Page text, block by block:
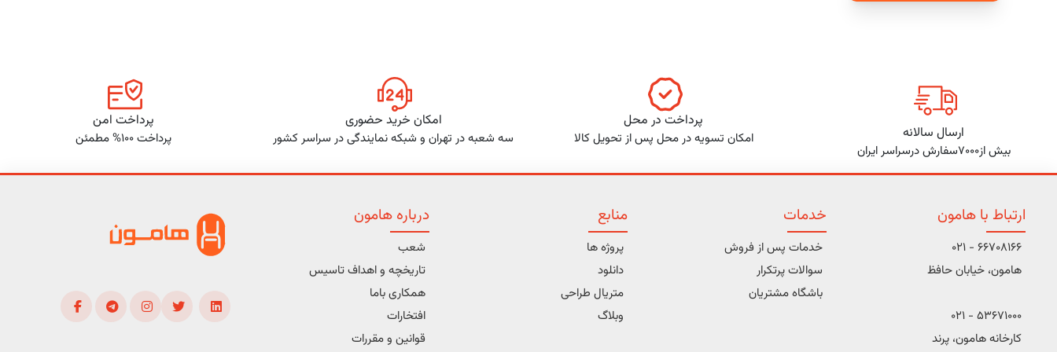
ارسال سالانه
بیش از7000سفارش درسراسر ایران
پرداخت در محل
امکان تسویه در محل پس از تحویل کالا
امکان خرید حضوری
سه شعبه در تهران و شبکه نمایندگی در سراسر کشور
پرداخت امن
پرداخت 100% مطمئن
درباره هامون
شعب
تاریخچه و اهداف تاسیس
همکاری باما
افتخارات
قوانین و مقررات
منابع
پروژه ها
دانلود
متریال طراحی
وبلاگ
خدمات
خدمات پس از فروش
سوالات پرتکرار
باشگاه مشتریان
ارتباط با هامون
66708166 - 021
هامون، خیابان حافظ
53671000 - 021
کارخانه هامون، پرند